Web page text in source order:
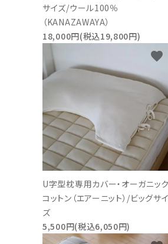
サイズ/ウール100％
（KANAZAWAYA）
18,000円(税込19,800円)
U字型枕専用カバー・オーガニック
コットン（エアーニット）/ビッグサイ
ズ
5,500円(税込6,050円)
favorite